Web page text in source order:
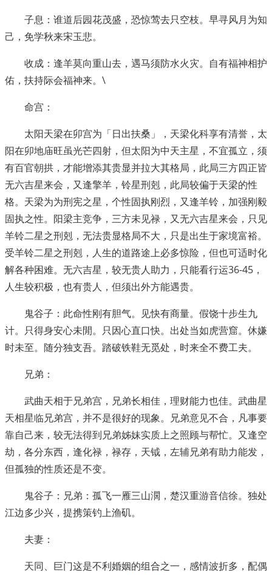
子息：谁道后园花茂盛，恐惊莺去只空枝。早寻风月为知
己，免学秋来宋玉悲。
收成：逢羊莫向重山去，遇马须防水火灾。自有福神相护
佑，扶持际会福神来。\
命宫：
太阳天梁在卯宫为「日出扶桑」，天梁化科享有清誉，太
阳在卯地庙旺虽光芒四射，但太阳为中天主星，不宜孤立，须
有百官朝拱，才能增添其贵显并拉大其格局，此局三方四正皆
无六吉星来会，又逢擎羊，铃星刑剋，此局较偏于天梁的性
格。天梁为为刑宪之星，个性固执刚烈，又逢羊铃，加强刚毅
固执之性。阳梁主竞争，三方未见禄，又无六吉星来会，只见
羊铃二星之刑剋，无法贵显格局不大，只是出生于家境富裕。
受羊铃二星之刑剋，人生的道路途上必多惊险，但也可适时化
解各种困难。无六吉星，较无贵人助力，只能看行运36-45，
人生较积极，也有贵人，但须出外方能遇贵。
鬼谷子：此命性刚有胆气。见快有商量。假饶十步生九
计。只得身安心未閒。只因心直口快。出处当如虎营窟。休嫌
时未至。随分独支吾。踏破铁鞋无觅处，时来全不费工夫。
兄弟：
武曲天相于兄弟宫，兄弟长相佳，理财能力也佳。武曲星
天相星临兄弟宫，并不是很好的现象。兄弟意见不合，凡事要
靠自己来，较无法得到兄弟姊妹实质上之照顾与帮忙。又逢空
劫，各分东西，逢化禄，禄存，天钺，左辅兄弟有助力能发，
但孤独的性质还是不变。
鬼谷子：兄弟：孤飞一雁三山濶，楚汉重游音信徐。独处
江边多少兴，提携策钓上渔矶。
夫妻：
天同、巨门这是不利婚姻的组合之一，感情波折多，配偶